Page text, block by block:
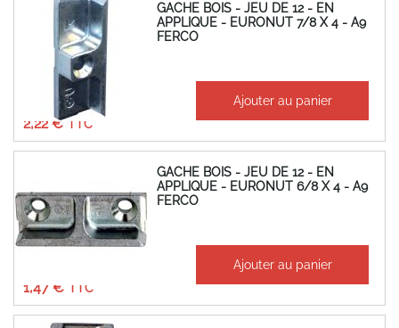
GACHE BOIS - JEU DE 12 - EN
APPLIQUE - EURONUT 7/8 X 4 - A9
FERCO
À partir de
2,22 €
1,85 € Ajouter au panier
GACHE BOIS - JEU DE 12 - EN
APPLIQUE - EURONUT 6/8 X 4 - A9
FERCO
1,47 €
Ajouter au panier